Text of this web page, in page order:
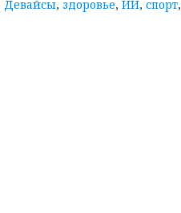
Девайсы, здоровье, ИИ, спорт,